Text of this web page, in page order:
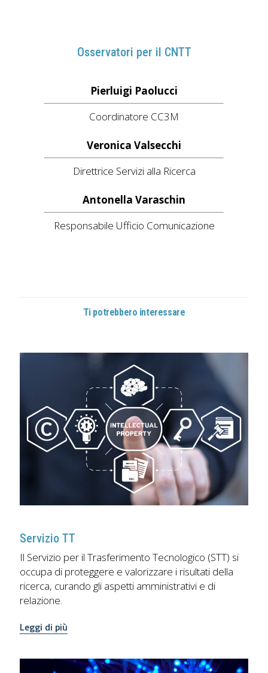
Osservatori per il CNTT
Pierluigi Paolucci
Coordinatore CC3M
Veronica Valsecchi
Direttrice Servizi alla Ricerca
Antonella Varaschin
Responsabile Ufficio Comunicazione
Ti potrebbero interessare
Servizio TT
Il Servizio per il Trasferimento Tecnologico (STT) si
occupa di proteggere e valorizzare i risultati della
ricerca, curando gli aspetti amministrativi e di
relazione.
Leggi di più